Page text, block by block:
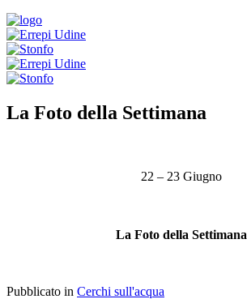
La Foto della Settimana
22 – 23 Giugno
La Foto della Settimana
Pubblicato in Cerchi sull'acqua